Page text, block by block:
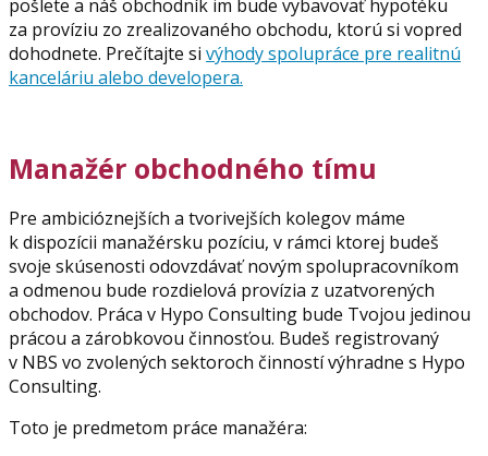
pošlete a náš obchodník im bude vybavovať hypotéku
za províziu zo zrealizovaného obchodu, ktorú si vopred
dohodnete. Prečítajte si výhody spolupráce pre realitnú
kanceláriu alebo developera.
Manažér obchodného tímu
Pre ambicióznejších a tvorivejších kolegov máme
k dispozícii manažérsku pozíciu, v rámci ktorej budeš
svoje skúsenosti odovzdávať novým spolupracovníkom
a odmenou bude rozdielová provízia z uzatvorených
obchodov. Práca v Hypo Consulting bude Tvojou jedinou
prácou a zárobkovou činnosťou. Budeš registrovaný
v NBS vo zvolených sektoroch činností výhradne s Hypo
Consulting.
Toto je predmetom práce manažéra: